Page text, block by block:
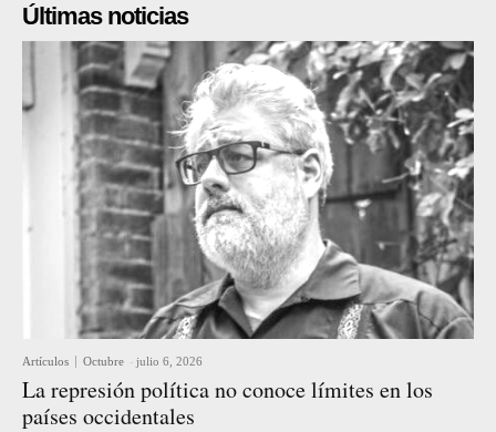
Últimas noticias
Artículos Octubre - julio 6, 2026
La represión política no conoce límites en los
países occidentales